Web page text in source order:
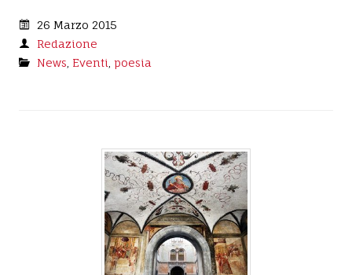
26 Marzo 2015
Redazione
News Eventi poesia